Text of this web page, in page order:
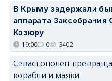
В Крыму задержали
аппарата Заксобрания
Козюру
19:00 0 3402
Севастополец
корабли и маяки